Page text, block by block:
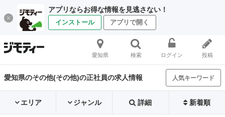
アプリならお得な情報を見逃さない！
インストール アプリで開く
愛知県 検索 ログイン 投稿
愛知県のその他(その他)の正社員の求人情報 人気キーワード
エリア ジャンル 詳細 新着順